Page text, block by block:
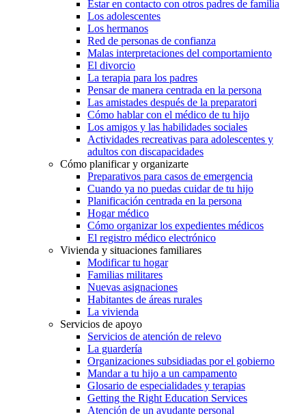
Estar en contacto con otros padres de familia
Los adolescentes
Los hermanos
Red de personas de confianza
Malas interpretaciones del comportamiento
El divorcio
La terapia para los padres
Pensar de manera centrada en la persona
Las amistades después de la preparatori
Cómo hablar con el médico de tu hijo
Los amigos y las habilidades sociales
Actividades recreativas para adolescentes y
adultos con discapacidades
Cómo planificar y organizarte
Preparativos para casos de emergencia
Cuando ya no puedas cuidar de tu hijo
Planificación centrada en la persona
Hogar médico
Cómo organizar los expedientes médicos
El registro médico electrónico
Vivienda y situaciones familiares
Modificar tu hogar
Familias militares
Nuevas asignaciones
Habitantes de áreas rurales
La vivienda
Servicios de apoyo
Servicios de atención de relevo
La guardería
Organizaciones subsidiadas por el gobierno
Mandar a tu hijo a un campamento
Glosario de especialidades y terapias
Getting the Right Education Services
Atención de un ayudante personal